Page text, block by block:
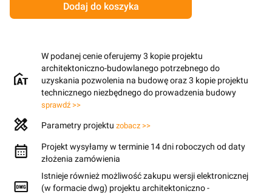
Dodaj do koszyka
W podanej cenie oferujemy 3 kopie projektu
architektoniczno-budowlanego potrzebnego do
uzyskania pozwolenia na budowę oraz 3 kopie projektu
technicznego niezbędnego do prowadzenia budowy
sprawdź >>
Parametry projektu zobacz >>
Projekt wysyłamy w terminie 14 dni roboczych od daty
złożenia zamówienia
Istnieje również możliwość zakupu wersji elektronicznej
(w formacie dwg) projektu architektoniczno -